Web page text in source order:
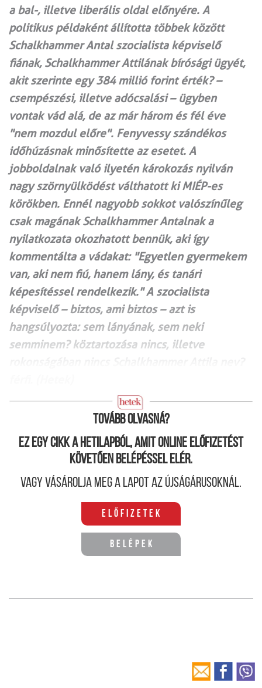
a bal-, illetve liberális oldal előnyére. A
politikus példaként állította többek között
Schalkhammer Antal szocialista képviselő
fiának, Schalkhammer Attilának bírósági ügyét,
akit szerinte egy 384 millió forint érték? –
csempészési, illetve adócsalási – ügyben
vontak vád alá, de az már három és fél éve
"nem mozdul előre". Fenyvessy szándékos
időhúzásnak minősítette az esetet. A
jobboldalnak való ilyetén károkozás nyilván
nagy szörnyülködést válthatott ki MIÉP-es
körökben. Ennél nagyobb sokkot valószínűleg
csak magának Schalkhammer Antalnak a
nyilatkozata okozhatott bennük, aki így
kommentálta a vádakat: "Egyetlen gyermekem
van, aki nem fiú, hanem lány, és tanári
képesítéssel rendelkezik." A szocialista
képviselő – biztos, ami biztos – azt is
hangsúlyozta: sem lányának, sem neki
semminem? köztartozása nincs, illetve
Tovább olvasná?
Ez egy cikk a hetilapból, amit online előfizetést
követően belépéssel elér.
Vagy vásárolja meg a lapot az újságárusoknál.
Előfizetek
Belépek